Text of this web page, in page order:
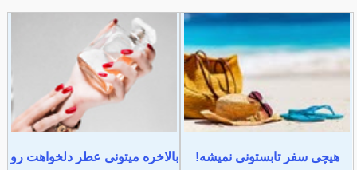
هیچی سفر تابستونی نمیشه!
بالاخره میتونی عطر دلخواهت رو